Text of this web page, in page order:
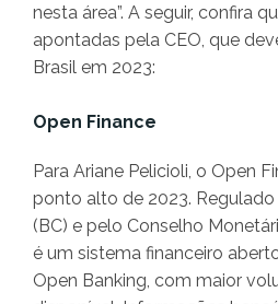
nesta área”. A seguir, confira
apontadas pela CEO, que
Brasil em 2023:
Open Finance
Para Ariane Pelicioli, o Open
ponto alto de 2023.
(BC) e pelo Conselho
é um sistema financeiro
Open Banking, com maior